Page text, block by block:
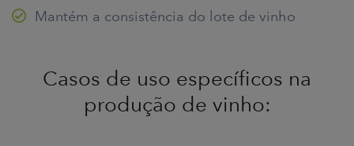
Mantém a consistência do lote de vinho
Casos de uso específicos na
produção de vinho: